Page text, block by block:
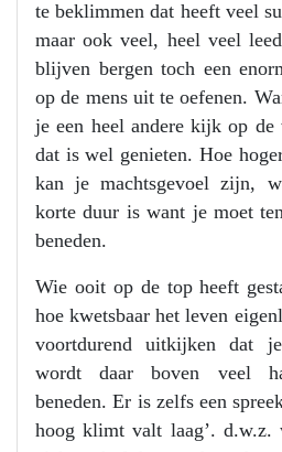
te beklimmen dat heeft veel
maar ook veel, heel veel
blijven bergen toch een
op de mens uit te oefenen.
je een heel andere kijk op
dat is wel genieten. Hoe
kan je machtsgevoel zijn,
korte duur is want je moet
beneden.
Wie ooit op de top heeft
hoe kwetsbaar het leven
voortdurend uitkijken dat
wordt daar boven veel
beneden. Er is zelfs een
hoog klimt valt laag’.